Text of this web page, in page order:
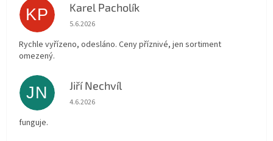
KP Karel Pacholík
Hodnocení obchodu je 4 z 5 hvězdiček.
5.6.2026
Rychle vyřízeno, odesláno. Ceny příznivé, jen sortiment
omezený.
JN Jiří Nechvíl
Hodnocení obchodu je 5 z 5 hvězdiček.
4.6.2026
funguje.